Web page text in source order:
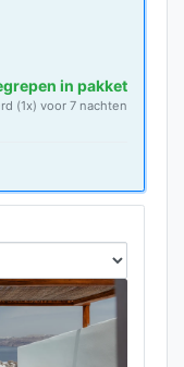
in pakket
(1x) voor 7 nachten